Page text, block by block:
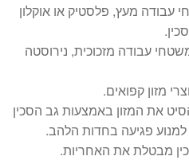
עבודה מעץ, פלסטיק או אוקלון
עבודה מזכוכית, נירוסטה
מזון קפואים.
את המזון באמצעות גב הסכין
פגיעה בחדות הלהב.
מבטלת את האחריות.